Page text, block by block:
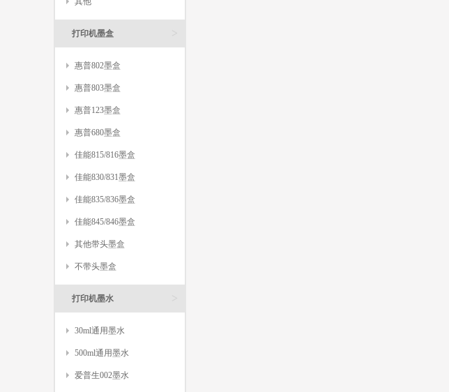
打印机墨盒
惠普802墨盒
惠普803墨盒
惠普123墨盒
惠普680墨盒
佳能815/816墨盒
佳能830/831墨盒
佳能835/836墨盒
佳能845/846墨盒
其他带头墨盒
不带头墨盒
打印机墨水
30ml通用墨水
500ml通用墨水
爱普生002墨水